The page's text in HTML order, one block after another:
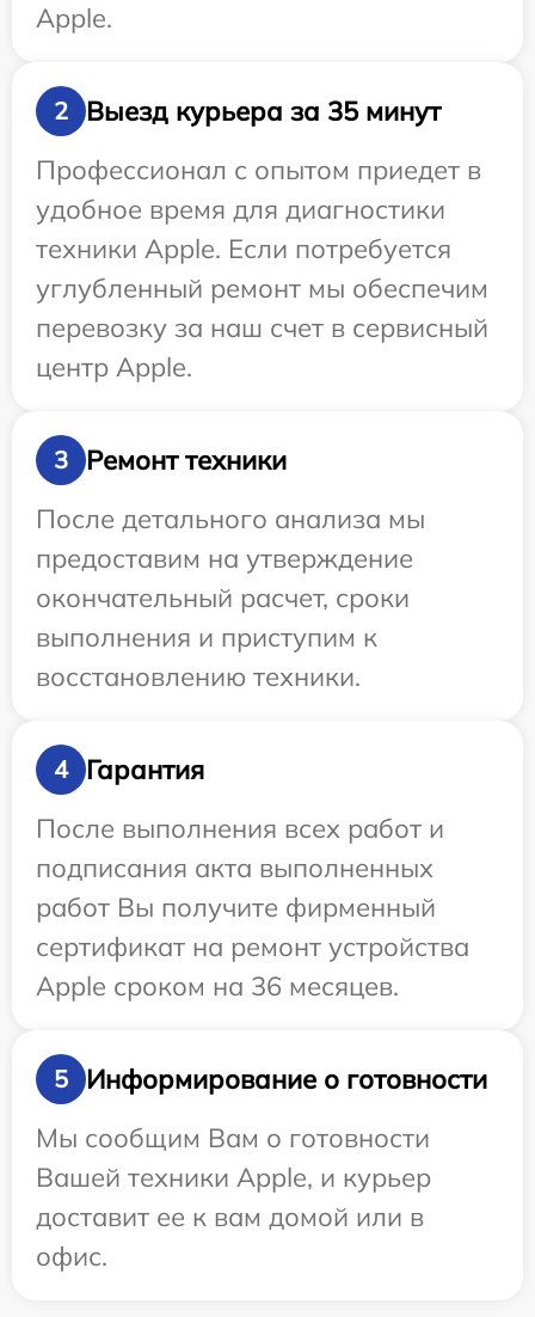
Apple.
2
Выезд курьера за 35 минут
Профессионал с опытом приедет в
удобное время для диагностики
техники Apple. Если потребуется
углубленный ремонт мы обеспечим
перевозку за наш счет в сервисный
центр Apple.
3
Ремонт техники
После детального анализа мы
предоставим на утверждение
окончательный расчет, сроки
выполнения и приступим к
восстановлению техники.
4
Гарантия
После выполнения всех работ и
подписания акта выполненных
работ Вы получите фирменный
сертификат на ремонт устройства
Apple сроком на 36 месяцев.
5
Информирование о готовности
Мы сообщим Вам о готовности
Вашей техники Apple, и курьер
доставит ее к вам домой или в
офис.